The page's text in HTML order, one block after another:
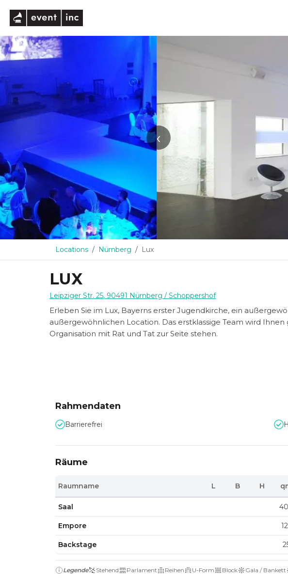
‹
Locations Nürnberg Lux
LUX
Leipziger Str. 25, 90491 Nürnberg / Schoppershof
Erleben Sie im Lux, Bayerns erster Jugendkirche, ein
außergewöhnlichen Location. Das erstklassige Team wird
Organisation mit Rat und Tat zur Seite stehen.
Rahmendaten
Barrierefrei
Räume
Raumname L B H
Saal
Empore
Backstage
Legende Stehend Parlament Reihen U-Form Block Gala / Bankett